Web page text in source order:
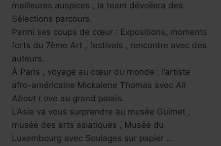
meilleures auspices , la team dévoilera des
Sélections parcours.
Parmi ses coups de cœur : Expositions, moments
forts du 7ème Art , festivals , rencontre avec des
auteurs.
À Paris , voyage au cœur du monde : l’artiste
afro-américaine Mickalene Thomas avec All
About Love au grand palais.
L’Asie va vous surprendre au musée Guimet ,
musée des arts asiatiques , Musée du
Luxembourg avec Soulages sur papier …